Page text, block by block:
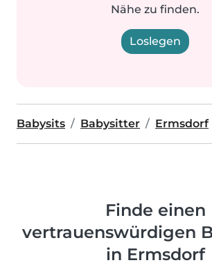
Nähe zu finden.
Loslegen
Babysits Babysitter Ermsdorf
Finde einen
vertrauenswürdigen
in Ermsdorf